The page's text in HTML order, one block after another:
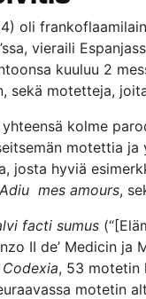
oli
vieraili
kuuluu 2
sekä motetteja,
kolme
motettia
josta hyviä
Adiu mes amours,
facti sumus
II de’ Medicin ja
, 53 motetin
motetin